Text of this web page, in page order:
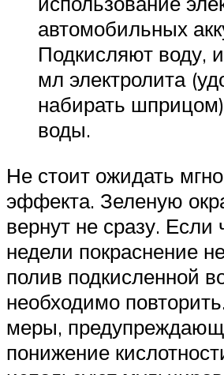
автомобильных
Подкисляют воду,
мл электролита
набирать
воды.
Не стоит ожидать
эффекта. Зеленую
вернут не сразу. Если
недели покраснение
полив подкисленной
необходимо
меры,
понижение